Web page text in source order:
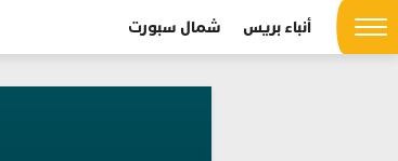
أنباء بريس شمال سبورت